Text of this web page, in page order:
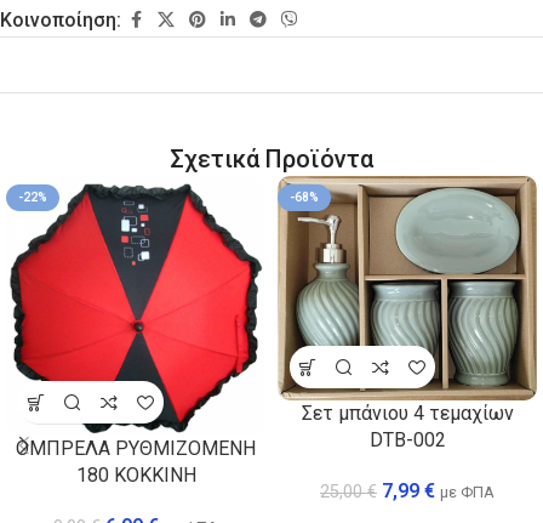
Κοινοποίηση:
Σχετικά Προϊόντα
-22%
ΟΜΠΡΕΛΑ ΡΥΘΜΙΖΟΜΕΝΗ
180 ΚΟΚΚΙΝΗ
-68%
Σετ μπάνιου 4 τεμαχίων
DTB-002
25,00€ 7,99 € με ΦΠΑ